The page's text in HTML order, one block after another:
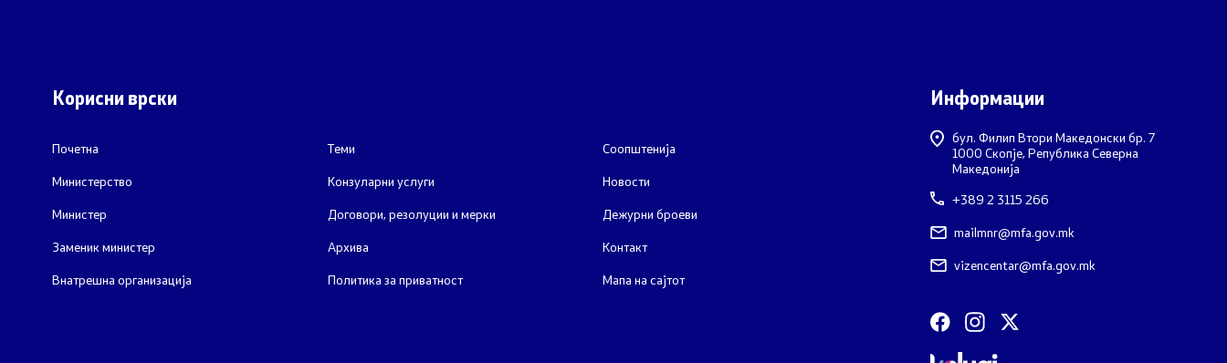
Корисни врски
Почетна
Министерство
Министер
Заменик министер
Внатрешна организација
Теми
Конзуларни услуги
Договори, резолуции и мерки
Архива
Политика за приватност
Соопштенија
Новости
Дежурни броеви
Контакт
Мапа на сајтот
Информации
бул. Филип Втори Македонски бр. 7
1000 Скопје, Република Северна
Македонија
+389 2 3115 266
mailmnr@mfa.gov.mk
vizencentar@mfa.gov.mk